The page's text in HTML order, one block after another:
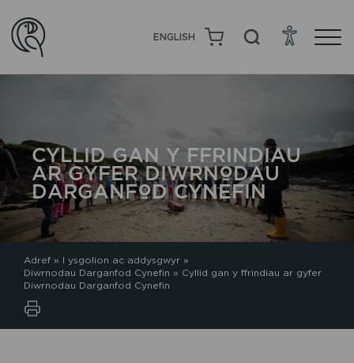
ENGLISH
CYLLID GAN Y FFRINDIAU
AR GYFER DIWRNODAU
DARGANFOD CYNEFIN
Adref » I ysgolion ac addysgwyr »
Diwrnodau Darganfod Cynefin » Cyllid gan y ffrindiau ar gyfer
Diwrnodau Darganfod Cynefin